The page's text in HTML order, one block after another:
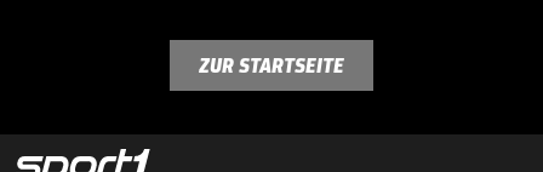
ZUR STARTSEITE